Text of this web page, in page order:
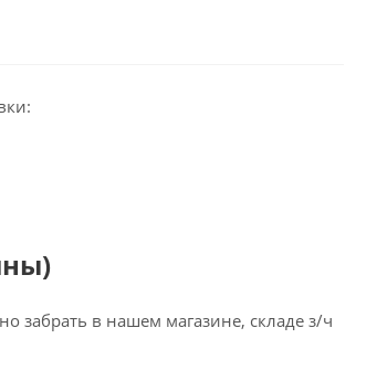
забрать в нашем магазине, складе з/ч